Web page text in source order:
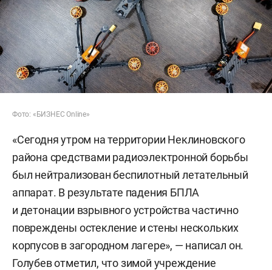
Фото: «БИЗНЕС Online»
«Сегодня утром на территории Неклиновского
района средствами радиоэлектронной борьбы
был нейтрализован беспилотный летательный
аппарат. В результате падения БПЛА
и детонации взрывного устройства частично
повреждены остекление и стены нескольких
корпусов в загородном лагере», — написал он.
Голубев отметил, что зимой учреждение